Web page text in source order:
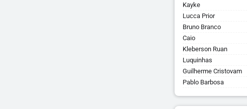
Kayke
Lucca Prior
Bruno Branco
Caio
Kleberson Ruan
Luquinhas
Guilherme Cristovam
Pablo Barbosa